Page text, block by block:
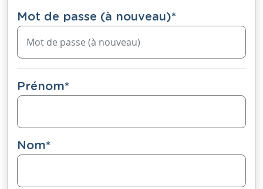
Mot de passe (à nouveau)*
Prénom*
Nom*